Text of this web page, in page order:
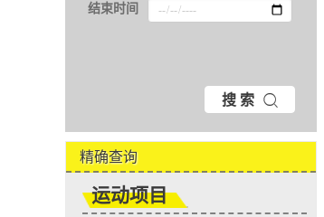
结束时间
搜 索
精确查询
运动项目